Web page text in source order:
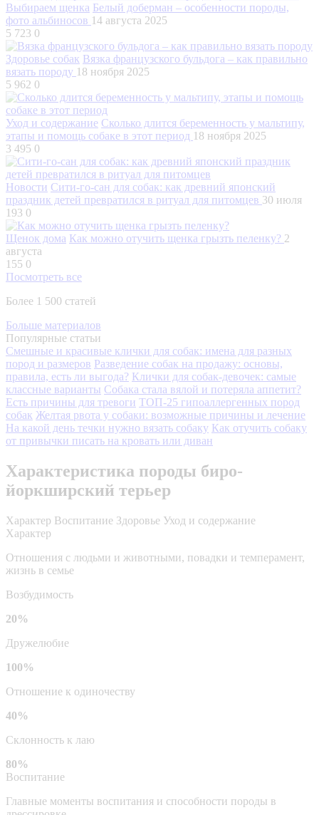
Выбираем щенка Белый доберман – особенности породы,
фото альбиносов 14 августа 2025
5 723 0
Здоровье собак Вязка французского бульдога – как правильно
вязать породу 18 ноября 2025
5 962 0
Уход и содержание Сколько длится беременность у мальтипу,
этапы и помощь собаке в этот период 18 ноября 2025
3 495 0
Новости Сити-го-сан для собак: как древний японский
праздник детей превратился в ритуал для питомцев 30 июля
193 0
Щенок дома Как можно отучить щенка грызть пеленку? 2
августа
155 0
Посмотреть все
Более 1 500 статей
Больше материалов
Популярные статьи
Смешные и красивые клички для собак: имена для разных
пород и размеров Разведение собак на продажу: основы,
правила, есть ли выгода? Клички для собак-девочек: самые
классные варианты Собака стала вялой и потеряла аппетит?
Есть причины для тревоги ТОП-25 гипоаллергенных пород
собак Желтая рвота у собаки: возможные причины и лечение
На какой день течки нужно вязать собаку Как отучить собаку
от привычки писать на кровать или диван
Характеристика породы биро-
йоркширский терьер
Характер Воспитание Здоровье Уход и содержание
Характер
Отношения с людьми и животными, повадки и темперамент,
жизнь в семье
Возбудимость
20%
Дружелюбие
100%
Отношение к одиночеству
40%
Склонность к лаю
80%
Воспитание
Главные моменты воспитания и способности породы в